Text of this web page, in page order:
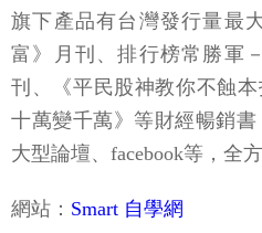
旗下產品有台灣發行量最
富》月刊、排行榜常勝軍
刊、《平民股神教你不蝕
十萬變千萬》等財經暢銷書
大型論壇、facebook等，全
網站： Smart 自學網